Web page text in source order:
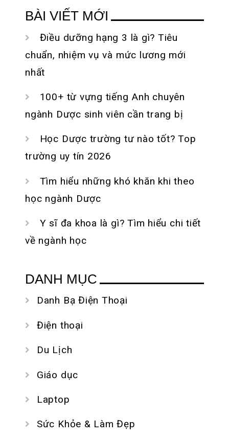
cho:
BÀI VIẾT MỚI
Điều dưỡng hạng 3 là gì? Tiêu
chuẩn, nhiệm vụ và mức lương mới
nhất
100+ từ vựng tiếng Anh chuyên
ngành Dược sinh viên cần trang bị
Học Dược trường tư nào tốt? Top
trường uy tín 2026
Tìm hiểu những khó khăn khi theo
học ngành Dược
Y sĩ đa khoa là gì? Tìm hiểu chi tiết
về ngành học
DANH MỤC
Danh Bạ Điện Thoại
Điện thoại
Du Lịch
Giáo dục
Laptop
Sức Khỏe & Làm Đẹp